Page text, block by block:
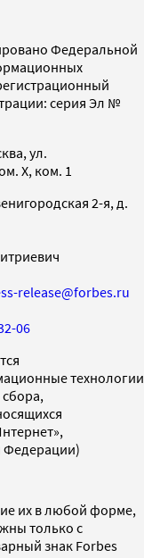
Федеральной
серия Эл №
ул.
X, ком. 1
2-я, д.
release@forbes.ru
06
технологии
Федерации)
их в любой форме,
только с
знак Forbes